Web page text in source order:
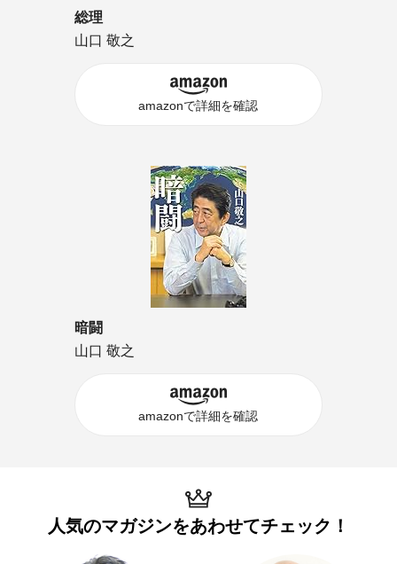
総理
山口 敬之
amazonで詳細を確認
暗闘
山口 敬之
amazonで詳細を確認
人気のマガジンをあわせてチェック！